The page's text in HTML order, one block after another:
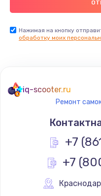
Нажимая на кнопку
обработку моих
iq-scooter.ru
Ремонт
+7
+7
Краснодар